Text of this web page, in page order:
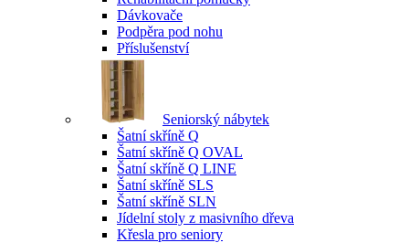
Dávkovače
Podpěra pod nohu
Příslušenství
Seniorský nábytek
Šatní skříně Q
Šatní skříně Q OVAL
Šatní skříně Q LINE
Šatní skříně SLS
Šatní skříně SLN
Jídelní stoly z masivního dřeva
Křesla pro seniory